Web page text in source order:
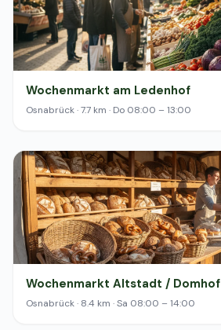
Wochenmarkt am Ledenhof
Osnabrück · 7.7 km · Do 08:00 – 13:00
Wochenmarkt Altstadt / Domhof
Osnabrück · 8.4 km · Sa 08:00 – 14:00